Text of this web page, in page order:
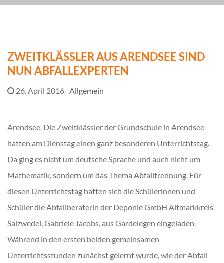
ZWEITKLÄSSLER AUS ARENDSEE SIND
NUN ABFALLEXPERTEN
26. April 2016 Allgemein
Arendsee. Die Zweitklässler der Grundschule in Arendsee
hatten am Dienstag einen ganz besonderen Unterrichtstag.
Da ging es nicht um deutsche Sprache und auch nicht um
Mathematik, sondern um das Thema Abfalltrennung. Für
diesen Unterrichtstag hatten sich die Schülerinnen und
Schüler die Abfallberaterin der Deponie GmbH Altmarkkreis
Salzwedel, Gabriele Jacobs, aus Gardelegen eingeladen.
Während in den ersten beiden gemeinsamen
Unterrichtsstunden zunächst gelernt wurde, wie der Abfall